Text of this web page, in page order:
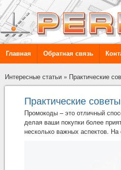
Главная Обратная связь
Интересные статьи » Практические
Практические
Промокоды – это отличный
делая ваши покупки более
несколько важных аспектов. На